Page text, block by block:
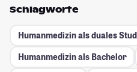
Schlagworte
Humanmedizin als duales
Humanmedizin als Bachelor